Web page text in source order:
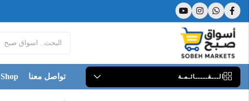
الـــقـــــائـمـة تواصل معنا Shop